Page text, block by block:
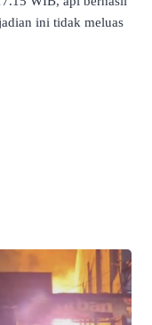
ini tidak meluas